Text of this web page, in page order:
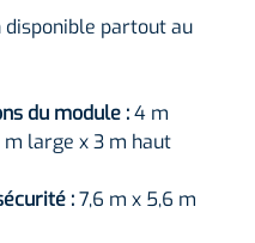
disponible partout au
du module :4 m
m large x 3 m haut
:7,6 m x 5,6 m